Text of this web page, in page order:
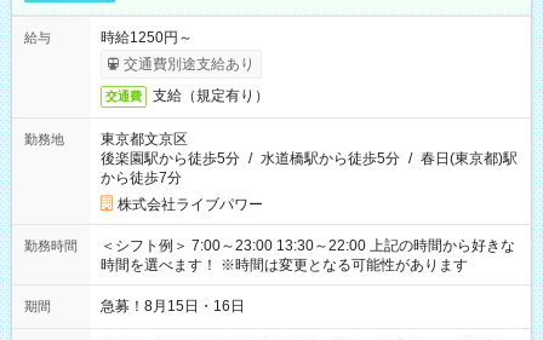
給与
時給1250円～
交通費別途支給あり
交通費 支給（規定有り）
勤務地
東京都文京区
後楽園駅から徒歩5分 / 水道橋駅から徒歩5分 / 春日(東京都)駅
から徒歩7分
株式会社ライブパワー
勤務時間
＜シフト例＞ 7:00～23:00 13:30～22:00 上記の時間から好きな
時間を選べます！ ※時間は変更となる可能性があります
期間 急募！8月15日・16日